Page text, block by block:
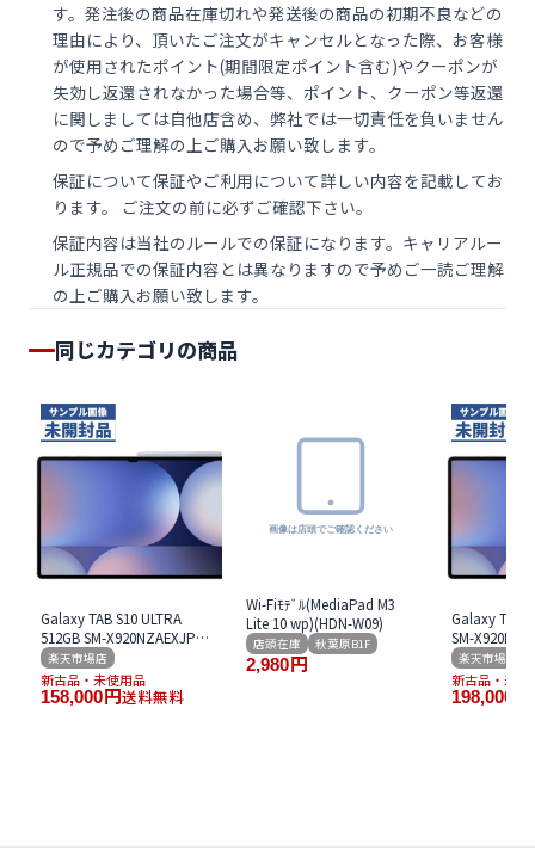
す。発注後の商品在庫切れや発送後の商品の初期不良などの
理由により、頂いたご注文がキャンセルとなった際、お客様
が使用されたポイント(期間限定ポイント含む)やクーポンが
失効し返還されなかった場合等、ポイント、クーポン等返還
に関しましては自他店含め、弊社では一切責任を負いません
ので予めご理解の上ご購入お願い致します。
保証について保証やご利用について詳しい内容を記載してお
ります。 ご注文の前に必ずご確認下さい。
保証内容は当社のルールでの保証になります。キャリアルー
ル正規品での保証内容とは異なりますので予めご一読ご理解
の上ご購入お願い致します。
同じカテゴリの商品
Galaxy TAB S10 ULTRA
512GB SM-X920NZAEXJP
ムーンストーングレー Wi-
Fi版
楽天市場店
新古品・未使用品
158,000 円送料無料
Wi-Fiﾓﾃﾞﾙ(MediaPad M3
Lite 10 wp)(HDN-W09)
店頭在庫 秋葉原B1F
2,980 円
Galaxy TAB
SM-
トーングレ
楽天市場店
新古品・未使
198,000